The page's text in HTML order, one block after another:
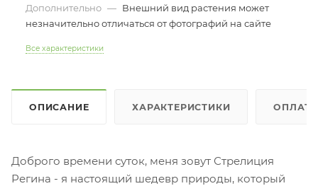
Дополнительно — Внешний вид растения может
незначительно отличаться от фотографий на сайте
Все характеристики
ОПИСАНИЕ ХАРАКТЕРИСТИКИ
Доброго времени суток, меня зовут Стрелиция
Регина - я настоящий шедевр природы, который